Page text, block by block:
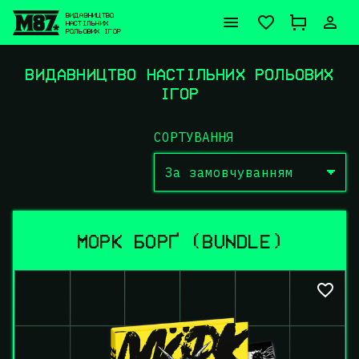
ВИДАВНИЦТВО
НАСТІЛЬНИХ
РОЛЬОВИХ ІГОР
ВИДАВНИЦТВО НАСТІЛЬНИХ РОЛЬОВИХ
ІГОР
СОРТУВАННЯ
За замовчуванням
МОРК БОРҐ (BUNDLE)